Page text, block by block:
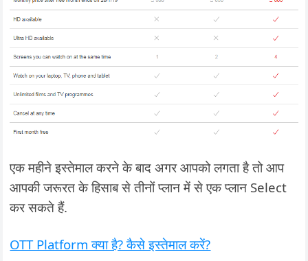
एक महीने इस्तेमाल करने के बाद अगर आपको लगता है तो आप
आपकी जरूरत के हिसाब से तीनों प्लान में से एक प्लान Select
कर सकते हैं.
OTT Platform क्या है? कैसे इस्तेमाल करें?